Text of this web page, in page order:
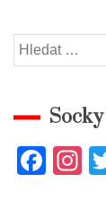
Vyhledávání
Socky
F
In